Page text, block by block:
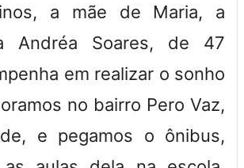
a mãe de Maria, a
Andréa Soares, de 47
em realizar o sonho
no bairro Pero Vaz,
e pegamos o ônibus,